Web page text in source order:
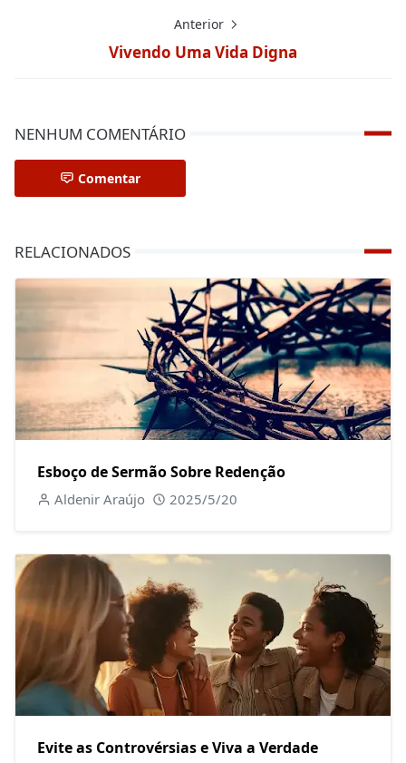
Anterior
Vivendo Uma Vida Digna
NENHUM COMENTÁRIO
Comentar
RELACIONADOS
Esboço de Sermão Sobre Redenção
Aldenir Araújo 2025/5/20
Evite as Controvérsias e Viva a Verdade